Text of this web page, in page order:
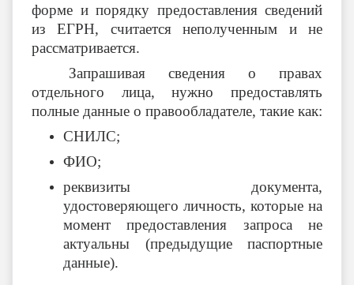
форме и порядку предоставления сведений
из ЕГРН, считается неполученным и не
рассматривается.
Запрашивая сведения о правах
отдельного лица, нужно предоставлять
полные данные о правообладателе, такие как:
СНИЛС;
ФИО;
реквизиты документа,
удостоверяющего личность, которые на
момент предоставления запроса не
актуальны (предыдущие паспортные
данные).